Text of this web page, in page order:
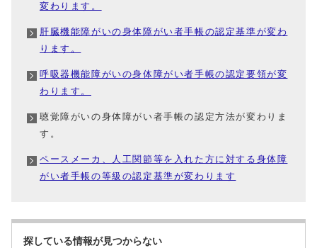
変わります。
肝臓機能障がいの身体障がい者手帳の認定基準が変わ
ります。
呼吸器機能障がいの身体障がい者手帳の認定要領が変
わります。
聴覚障がいの身体障がい者手帳の認定方法が変わりま
す。
ペースメーカ、人工関節等を入れた方に対する身体障
がい者手帳の等級の認定基準が変わります
探している情報が見つからない